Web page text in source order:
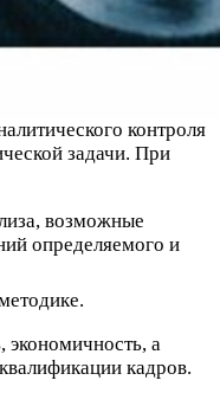
контроля
задачи. При
возможные
определяемого и
экономичность, а
кадров.